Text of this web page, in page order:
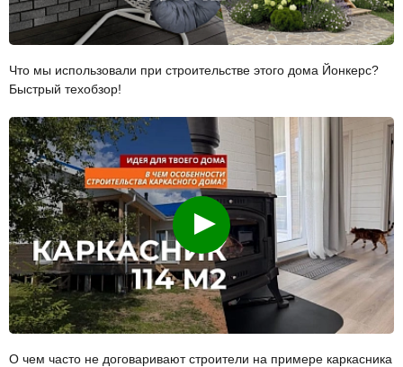
Что мы использовали при строительстве этого дома Йонкерс?
Быстрый техобзор!
Смотреть
О чем часто не договаривают строители на примере каркасника